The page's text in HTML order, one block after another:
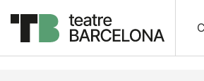
Descripció Fitxa artística